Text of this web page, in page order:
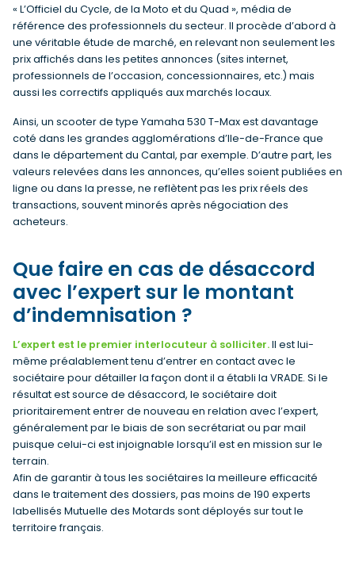
« L’Officiel du Cycle, de la Moto et du Quad », média de
référence des professionnels du secteur. Il procède d’abord à
une véritable étude de marché, en relevant non seulement les
prix affichés dans les petites annonces (sites internet,
professionnels de l’occasion, concessionnaires, etc.) mais
aussi les correctifs appliqués aux marchés locaux.
Ainsi, un scooter de type Yamaha 530 T-Max est davantage
coté dans les grandes agglomérations d’Ile-de-France que
dans le département du Cantal, par exemple. D’autre part, les
valeurs relevées dans les annonces, qu’elles soient publiées en
ligne ou dans la presse, ne reflètent pas les prix réels des
transactions, souvent minorés après négociation des
acheteurs.
Que faire en cas de désaccord
avec l’expert sur le montant
d’indemnisation ?
L’expert est le premier interlocuteur à solliciter.Il est lui-
même préalablement tenu d’entrer en contact avec le
sociétaire pour détailler la façon dont il a établi la VRADE. Si le
résultat est source de désaccord, le sociétaire doit
prioritairement entrer de nouveau en relation avec l’expert,
généralement par le biais de son secrétariat ou par mail
puisque celui-ci est injoignable lorsqu’il est en mission sur le
terrain.
Afin de garantir à tous les sociétaires la meilleure efficacité
dans le traitement des dossiers, pas moins de 190 experts
labellisés Mutuelle des Motards sont déployés sur tout le
territoire français.